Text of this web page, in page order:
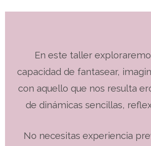
En este taller
capacidad de fantasear,
con aquello que nos resulta
de dinámicas sencillas,
No necesitas experiencia